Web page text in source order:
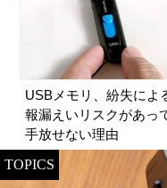
USBメモリ、紛失によ
報漏えいリスクがあっ
手放せない理由
TOPICS